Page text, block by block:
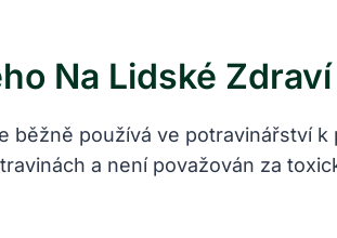
Na Lidské Zdraví
běžně používá ve potravinářství
a není považován za